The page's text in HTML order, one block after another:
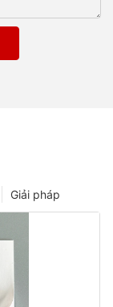
Giải pháp